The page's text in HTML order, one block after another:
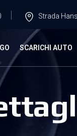
Strada
SCARICHI AUTO